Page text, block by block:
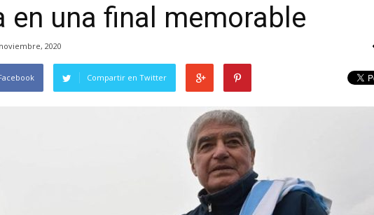
en una final memorable
2020
Compartir en Twitter